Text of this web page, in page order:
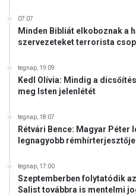
07:07
Minden Bibliát elkoboznak a
szervezeteket terrorista
tegnap, 19:09
Kedl Olívia: Mindig a
meg Isten jelenlétét
tegnap, 18:07
Rétvári Bence: Magyar
legnagyobb rémhírterjesztője
tegnap, 17:00
Szeptemberben folytatódik
Salist továbbra is mentelmi